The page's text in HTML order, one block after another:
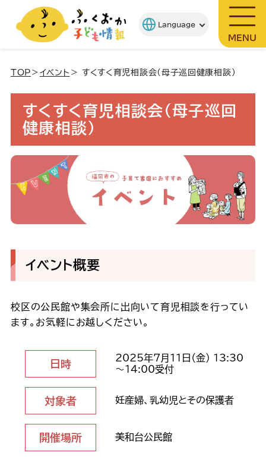
MENU
TOP ＞ イベント ＞ すくすく育児相談会(母子巡回健康相談)
すくすく育児相談会(母子巡回
健康相談)
イベント概要
校区の公民館や集会所に出向いて育児相談を行ってい
ます。お気軽にお越しください。
日時
2025年7月11日（金） 13:30
～14:00受付
対象者 妊産婦、乳幼児とその保護者
開催場所 美和台公民館